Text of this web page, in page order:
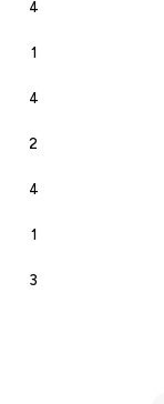
4
1
4
2
4
1
3